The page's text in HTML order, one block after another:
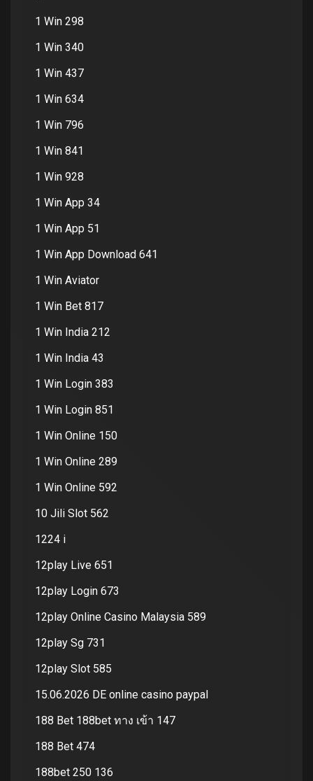
1 Win 298
1 Win 340
1 Win 437
1 Win 634
1 Win 796
1 Win 841
1 Win 928
1 Win App 34
1 Win App 51
1 Win App Download 641
1 Win Aviator
1 Win Bet 817
1 Win India 212
1 Win India 43
1 Win Login 383
1 Win Login 851
1 Win Online 150
1 Win Online 289
1 Win Online 592
10 Jili Slot 562
1224 i
12play Live 651
12play Login 673
12play Online Casino Malaysia 589
12play Sg 731
12play Slot 585
15.06.2026 DE online casino paypal
188 Bet 188bet ทาง เข้า 147
188 Bet 474
188bet 250 136